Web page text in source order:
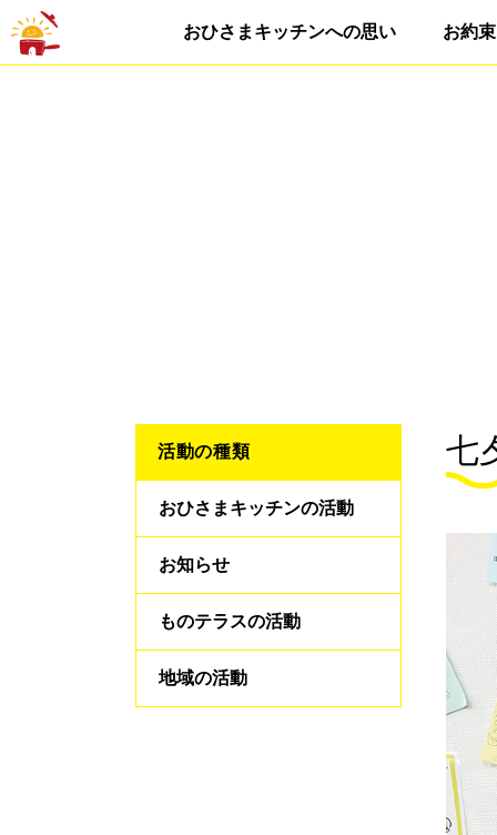
おひさまキッチンへの思い お約
活動の種類
おひさまキッチンの活動
お知らせ
ものテラスの活動
地域の活動
七